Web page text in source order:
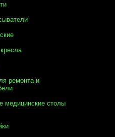
ремонта и
медицинские столы